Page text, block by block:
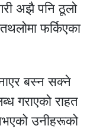
अझै पनि ठूलो
फर्किएका
बस्न सक्ने
गराएको राहत
उनीहरूको